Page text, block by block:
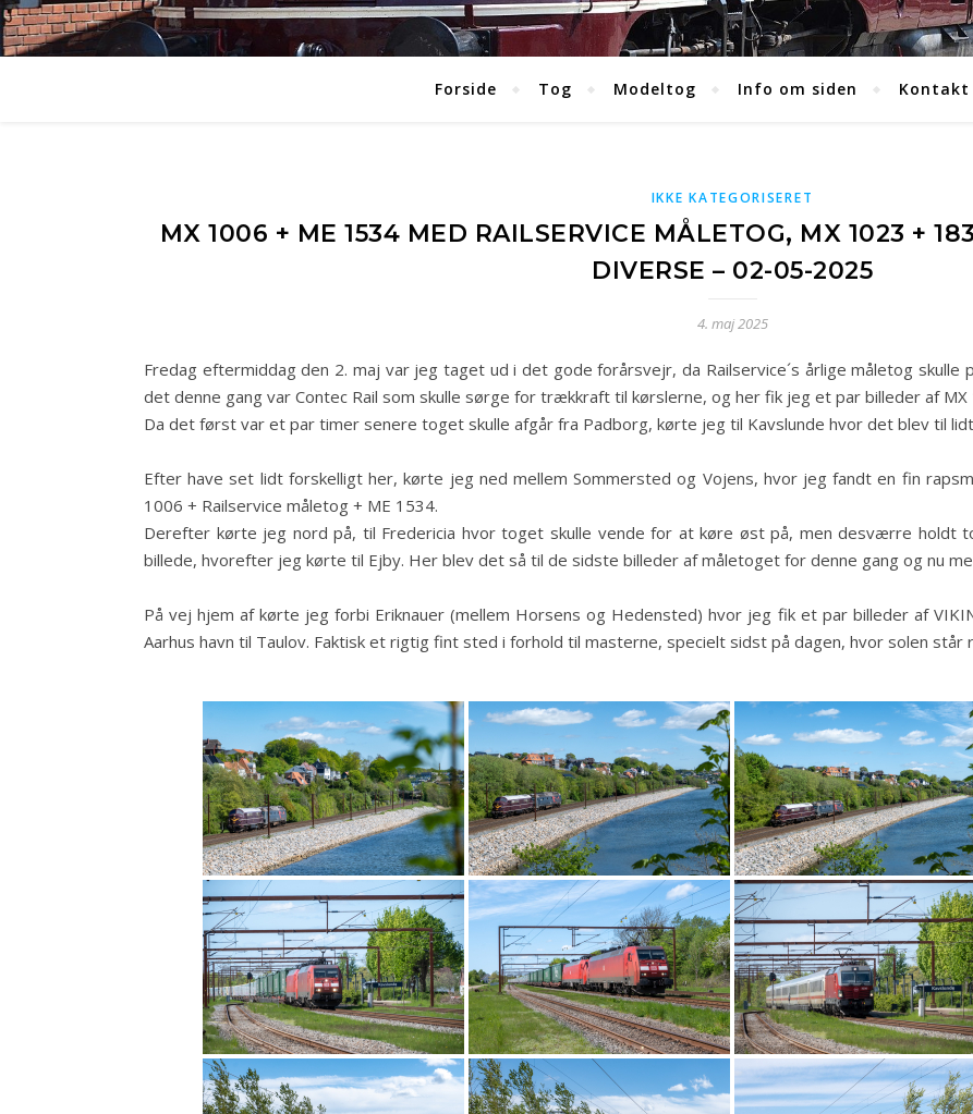
Forside Tog Modeltog Info om siden Kontakt
IKKE KATEGORISERET
MX 1006 + ME 1534 MED RAILSERVICE MÅLETOG, MX 1023 +
DIVERSE – 02-05-2025
4. maj 2025
Fredag eftermiddag den 2. maj var jeg taget ud i det gode forårsvejr, da Railservice´s årlige måletog skulle
det denne gang var Contec Rail som skulle sørge for trækkraft til kørslerne, og her fik jeg et par billeder af
Da det først var et par timer senere toget skulle afgår fra Padborg, kørte jeg til Kavslunde hvor det blev til
Efter have set lidt forskelligt her, kørte jeg ned mellem Sommersted og Vojens, hvor jeg fandt en fin
1006 + Railservice måletog + ME 1534.
Derefter kørte jeg nord på, til Fredericia hvor toget skulle vende for at køre øst på, men desværre holdt
billede, hvorefter jeg kørte til Ejby. Her blev det så til de sidste billeder af måletoget for denne gang og nu
På vej hjem af kørte jeg forbi Eriknauer (mellem Horsens og Hedensted) hvor jeg fik et par billeder af
Aarhus havn til Taulov. Faktisk et rigtig fint sted i forhold til masterne, specielt sidst på dagen, hvor solen står